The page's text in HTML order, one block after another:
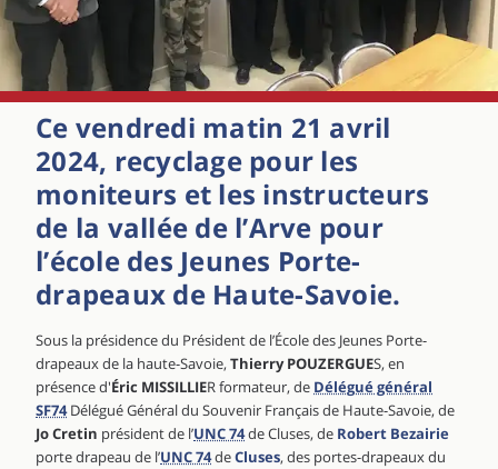
Ce vendredi matin 21 avril
2024, recyclage pour les
moniteurs et les instructeurs
de la vallée de l’Arve pour
l’école des Jeunes Porte-
drapeaux de Haute-Savoie.
Sous la présidence du Président de l’École des Jeunes Porte-
drapeaux de la haute-Savoie,Thierry POUZERGUES, en
présence d'Éric MISSILLIER formateur, de Délégué général
SF74Délégué Général du Souvenir Français de Haute-Savoie, de
Jo Cretin président de l’UNC 74de Cluses, de Robert Bezairie
porte drapeau de l’UNC 74deCluses, des portes-drapeaux du